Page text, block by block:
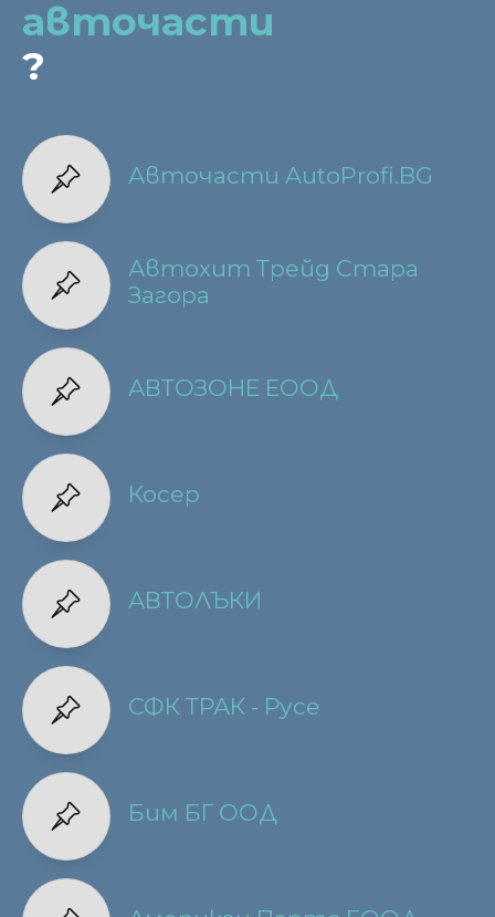
авточасти
?
Авточасти AutoProfi.BG
Автохит Трейд Стара
Загора
АВТОЗОНЕ ЕООД
Косер
АВТОЛЪКИ
СФК ТРАК - Русе
Бим БГ ООД